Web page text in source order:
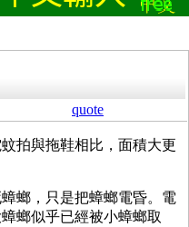
quote
拍與拖鞋相比，面積大更
螂，只是把蟑螂電昏。電
螂似乎已經被小蟑螂取